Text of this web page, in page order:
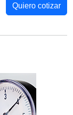
Quiero cotizar